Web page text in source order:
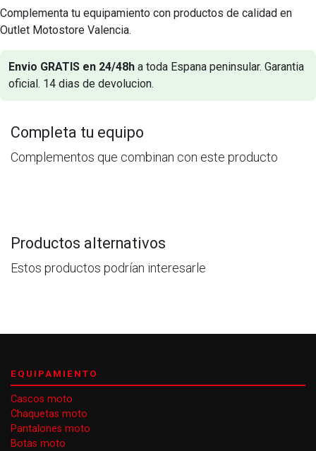
Complementa tu equipamiento con productos de calidad en
Outlet Motostore Valencia.
Envio GRATIS en 24/48h a toda Espana peninsular. Garantia
oficial. 14 dias de devolucion.
Completa tu equipo
Complementos que combinan con este producto
Productos alternativos
Estos productos podrían interesarle
EQUIPAMIENTO
Cascos moto
Chaquetas moto
Pantalones moto
Botas moto